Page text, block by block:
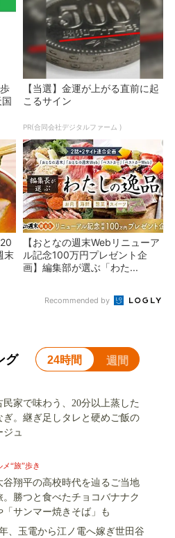
【当選】金運が上がる直前に起
こるサイン
PR(合同会社デジタルファーム )
末
【おとなの週末Webリニューア
ル記念100万円プレゼント企
画】編集部が選ぶ「わた...
Recommended by
グ 24時間 週間
民家で味わう、20分以上蒸した
ぎ。継ぎ足しタレと硬めご飯の
ジュ
メ“旅”歩き
谷翔平の高校時代を辿るご当地
。勝つと食べたチョコバナナク
「サンマー焼きそば」も
、玉電から江ノ電へ嫁ぎ世田谷